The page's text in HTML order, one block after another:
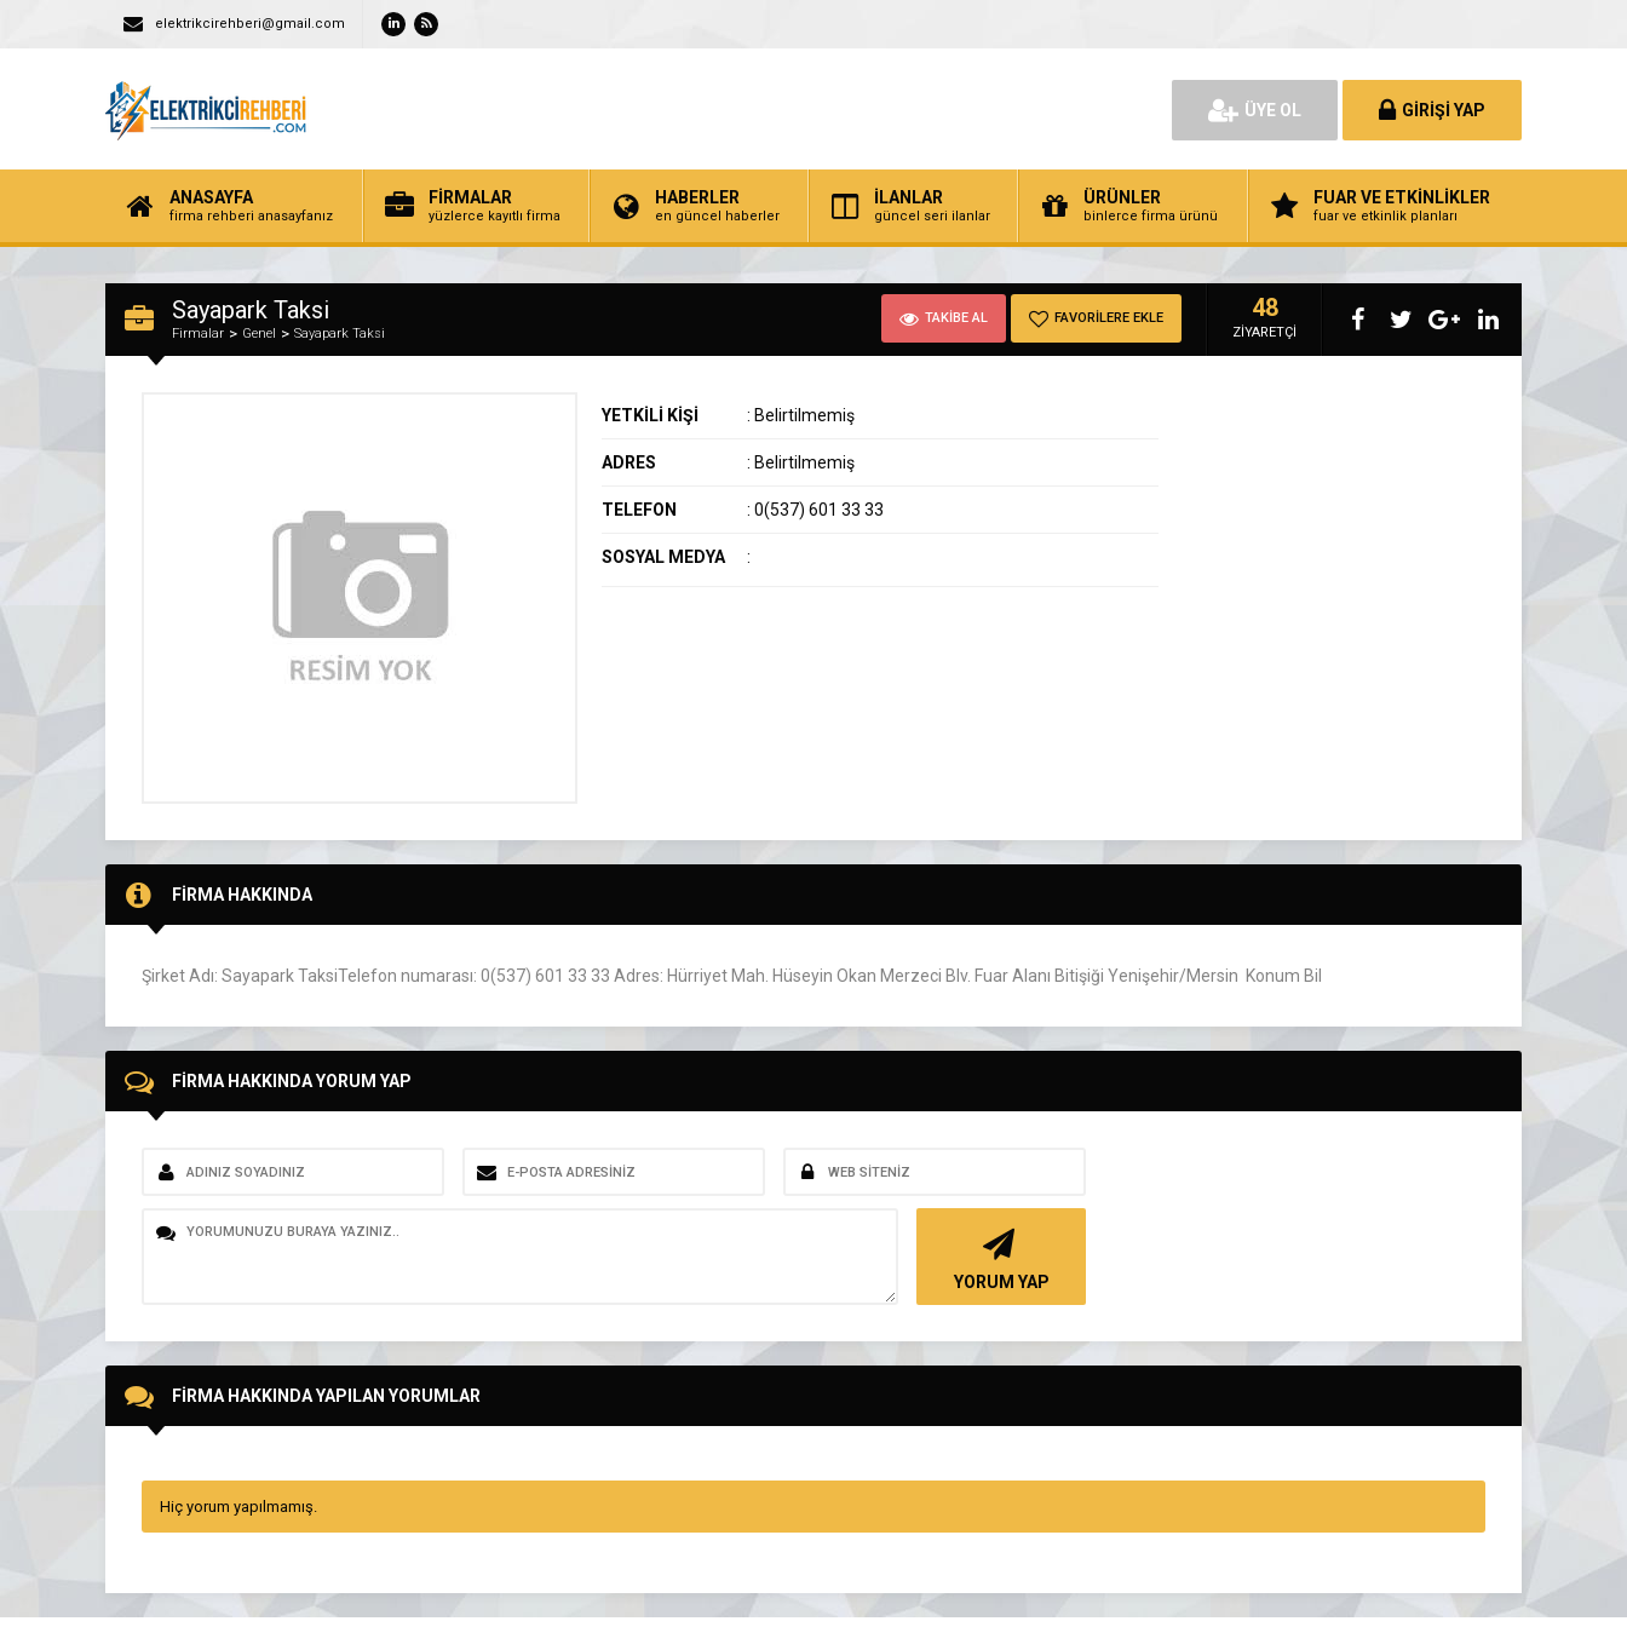
elektrikcirehberi@gmail.com
ÜYE OL GİRİŞİ YAP
ANASAYFA
firma rehberi anasayfanız
FİRMALAR
yüzlerce kayıtlı firma
HABERLER
en güncel haberler
İLANLAR
güncel seri ilanlar
ÜRÜNLER
binlerce firma ürünü
FUAR VE ETKİNLİKLER
fuar ve etkinlik planları
Sayapark Taksi
Firmalar Genel Sayapark Taksi
TAKİBE AL FAVORİLERE EKLE 48
ZİYARETÇİ
YETKİLİ KİŞİ : Belirtilmemiş
ADRES : Belirtilmemiş
TELEFON : 0(537) 601 33 33
SOSYAL MEDYA :
FİRMA HAKKINDA
Şirket Adı: Sayapark TaksiTelefon numarası: 0(537) 601 33 33 Adres: Hürriyet Mah. Hüseyin Okan Merzeci Blv. Fuar Alanı Bitişiği Yenişehir/Mersin Konum Bil
FİRMA HAKKINDA YORUM YAP
YORUM YAP
FİRMA HAKKINDA YAPILAN YORUMLAR
Hiç yorum yapılmamış.